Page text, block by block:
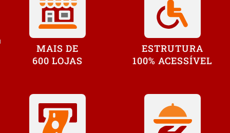
MAIS DE
600 LOJAS
ESTRUTURA
100% ACESSÍVEL